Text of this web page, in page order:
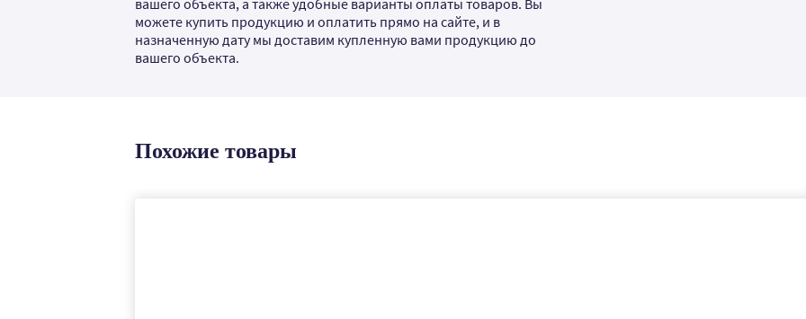
вашего объекта, а также удобные варианты оплаты товаров. Вы
можете купить продукцию и оплатить прямо на сайте, и в
назначенную дату мы доставим купленную вами продукцию до
вашего объекта.
Похожие товары